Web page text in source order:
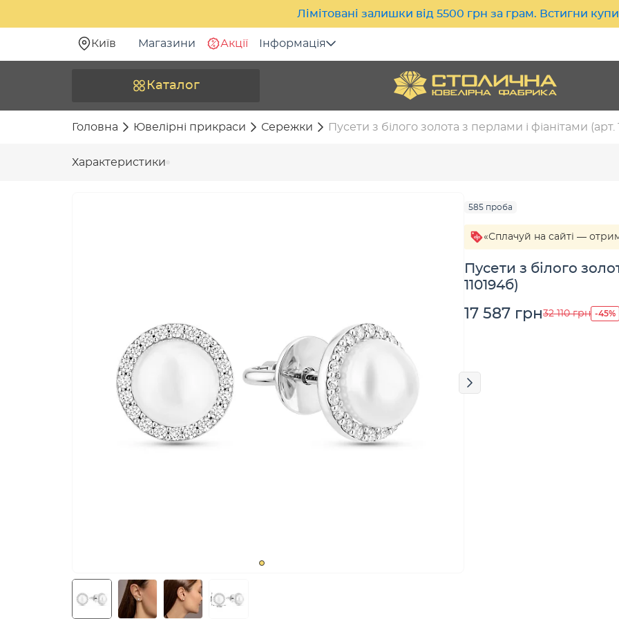
Лімітовані залишки від 5500 грн за грам. Встигни
Київ Магазини Акції Інформація
Каталог
Головна Ювелірні прикраси Сережки Пусети з білого золота з перлами і фіанітами (арт.
Характеристики
585 проба
«Сплачуй на сайті —
Пусети з білого
110194б)
17 587 грн32 110 грн -45%